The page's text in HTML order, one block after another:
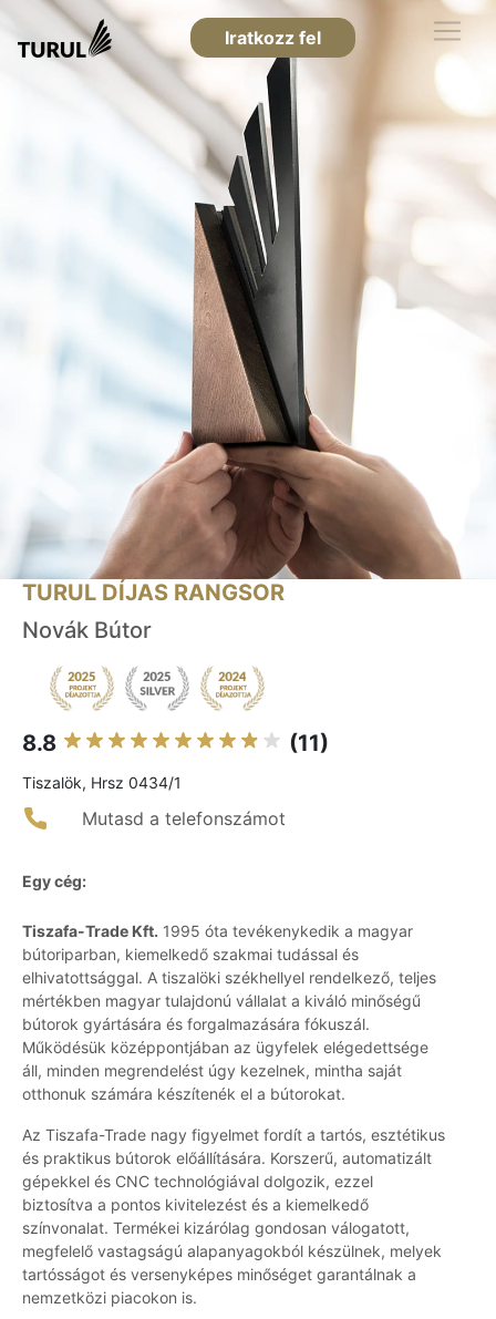
Iratkozz fel
TURUL DÍJAS RANGSOR
Novák Bútor
8.8 (11)
Tiszalök, Hrsz 0434/1
Mutasd a telefonszámot
Egy cég:
Tiszafa-Trade Kft. 1995 óta tevékenykedik a magyar
bútoriparban, kiemelkedő szakmai tudással és
elhivatottsággal. A tiszalöki székhellyel rendelkező, teljes
mértékben magyar tulajdonú vállalat a kiváló minőségű
bútorok gyártására és forgalmazására fókuszál.
Működésük középpontjában az ügyfelek elégedettsége
áll, minden megrendelést úgy kezelnek, mintha saját
otthonuk számára készítenék el a bútorokat.
Az Tiszafa-Trade nagy figyelmet fordít a tartós, esztétikus
és praktikus bútorok előállítására. Korszerű, automatizált
gépekkel és CNC technológiával dolgozik, ezzel
biztosítva a pontos kivitelezést és a kiemelkedő
színvonalat. Termékei kizárólag gondosan válogatott,
megfelelő vastagságú alapanyagokból készülnek, melyek
tartósságot és versenyképes minőséget garantálnak a
nemzetközi piacokon is.